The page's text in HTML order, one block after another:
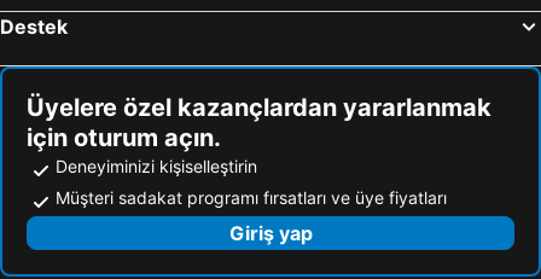
Destek
Üyelere özel kazançlardan yararlanmak
için oturum açın.
Deneyiminizi kişiselleştirin
Müşteri sadakat programı fırsatları ve üye fiyatları
Giriş yap